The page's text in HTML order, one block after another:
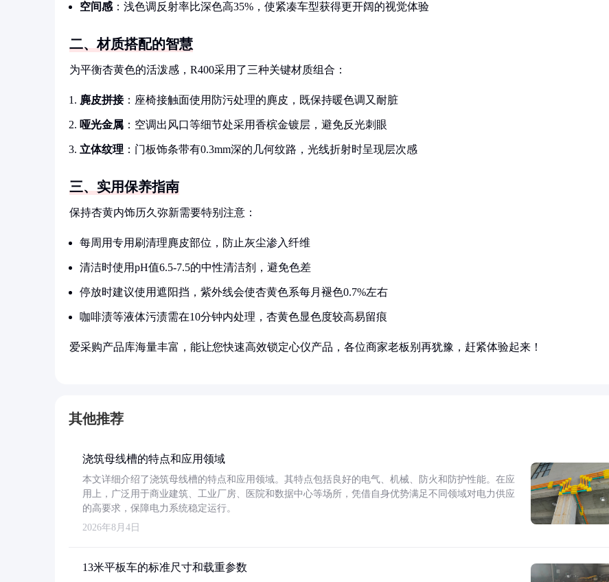
空间感 ：浅色调反射率比深色高35%，使紧凑车型获得更开阔的视觉体验
二、材质搭配的智慧
为平衡杏黄色的活泼感，R400采用了三种关键材质组合：
麂皮拼接：座椅接触面使用防污处理的麂皮，既保持暖色调又耐脏
哑光金属 ：空调出风口等细节处采用香槟金镀层，避免反光刺眼
立体纹理 ：门板饰条带有0.3mm深的几何纹路，光线折射时呈现层次感
三、实用保养指南
保持杏黄内饰历久弥新需要特别注意：
每周用专用刷清理麂皮部位，防止灰尘渗入纤维
清洁时使用pH值6.5-7.5的中性清洁剂，避免色差
停放时建议使用遮阳挡，紫外线会使杏黄色系每月褪色0.7%左右
咖啡渍等液体污渍需在10分钟内处理，杏黄色显色度较高易留痕
爱采购产品库海量丰富，能让您快速高效锁定心仪产品，各位商家老板别再犹豫，赶紧体验起来！
其他推荐
浇筑母线槽的特点和应用领域
本文详细介绍了浇筑母线槽的特点和应用领域。其特点包括良好的电气、机械、防火和防护性能。在应
用上，广泛用于商业建筑、工业厂房、医院和数据中心等场所，凭借自身优势满足不同领域对电力供应
的高要求，保障电力系统稳定运行。
2026年8月4日
13米平板车的标准尺寸和载重参数